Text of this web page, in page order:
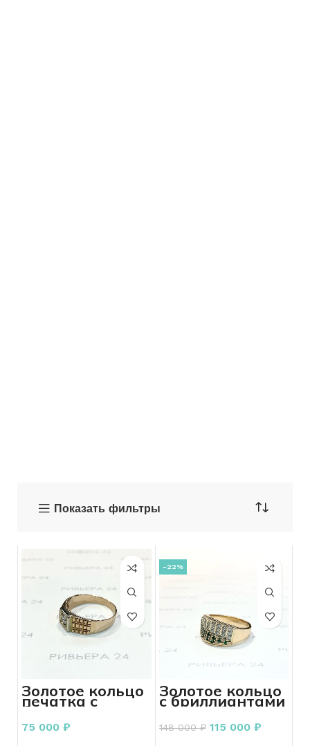
Показать фильтры
Золотое кольцо
печатка с
бриллиантом
585 пробы 4,27
грамма
75 000 ₽
-22%
Золотое кольцо
с бриллиантами
585 пробы 12,29
грамма
148 000₽ 115 000 ₽